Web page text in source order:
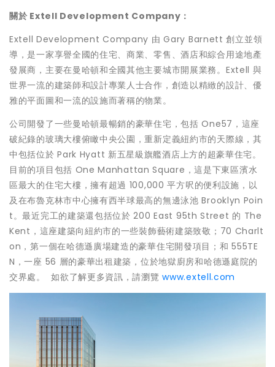
關於 Extell Development Company ：
Extell Development Company 由Gary Barnett 創立並領
導，是一家享譽全國的住宅、商業、零售、酒店和綜合用途地產
發展商，主要在曼哈頓和全國其他主要城市開展業務。Extell 與
世界一流的建築師和設計專業人士合作，創造以精緻的設計、優
雅的平面圖和一流的設施而著稱的物業。
公司開發了一些曼哈頓最暢銷的豪華住宅，包括 One57，這座
破紀錄的玻璃大樓俯瞰中央公園，重新定義紐約市的天際線，其
中包括位於Park Hyatt 新五星級旗艦酒店上方的超豪華住宅。
目前的項目包括 One Manhattan Square，這是下東區濱水
區最大的住宅大樓，擁有超過 100,000 平方呎的便利設施，以
及在布魯克林市中心擁有西半球最高的無邊泳池 Brooklyn Poin
t。最近完工的建築還包括位於 200 East 95th Street 的 The
Kent，這座建築向紐約市的一些裝飾藝術建築致敬；70 Charlt
on，第一個在哈德遜廣場建造的豪華住宅開發項目；和 555TE
N，一座 56 層的豪華出租建築，位於地獄廚房和哈德遜庭院的
交界處。 如欲了解更多資訊，請瀏覽www.extell.com